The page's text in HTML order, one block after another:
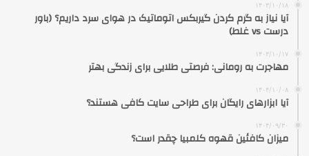
۱۴۰۳/۱۰/۱۸
آیا نیاز به گرم کردن گیربکس اتوماتیک در هوای سرد داریم؟ (باور
درست vs غلط)
۱۴۰۳/۱۰/۱۷
مهاجرت به رومانی: فرصتی طلایی برای زندگی بهتر
۱۴۰۴/۱۰/۰۸
آیا ابزارهای رایگان برای طراحی سایت کافی هستند؟
۱۴۰۴/۰۹/۳۰
میزان کافئین قهوه کلمبیا چقدر است؟